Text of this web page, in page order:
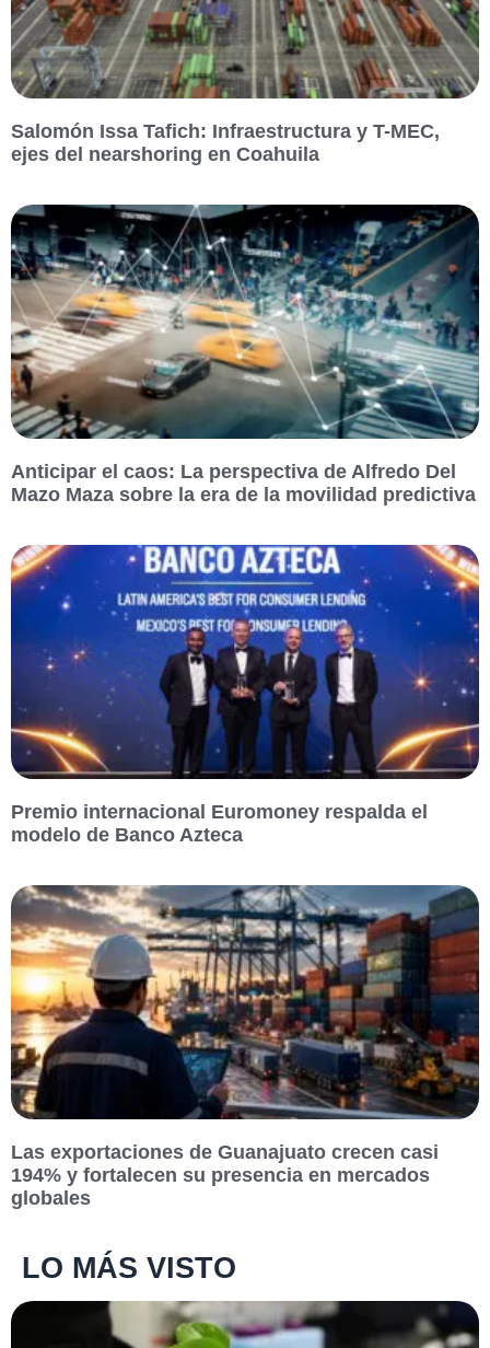
Salomón Issa Tafich: Infraestructura y T-MEC,
ejes del nearshoring en Coahuila
Anticipar el caos: La perspectiva de Alfredo Del
Mazo Maza sobre la era de la movilidad predictiva
Premio internacional Euromoney respalda el
modelo de Banco Azteca
Las exportaciones de Guanajuato crecen casi
194% y fortalecen su presencia en mercados
globales
LO MÁS VISTO